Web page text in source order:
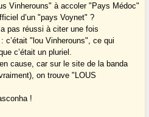
Vinherouns" à accoler "Pays Médoc"
d’un "pays Voynet" ?
pas réussi à citer une fois
c’était "lou Vinherouns", ce qui
c’était un pluriel.
cause, car sur le site de la banda
on trouve "LOUS
!